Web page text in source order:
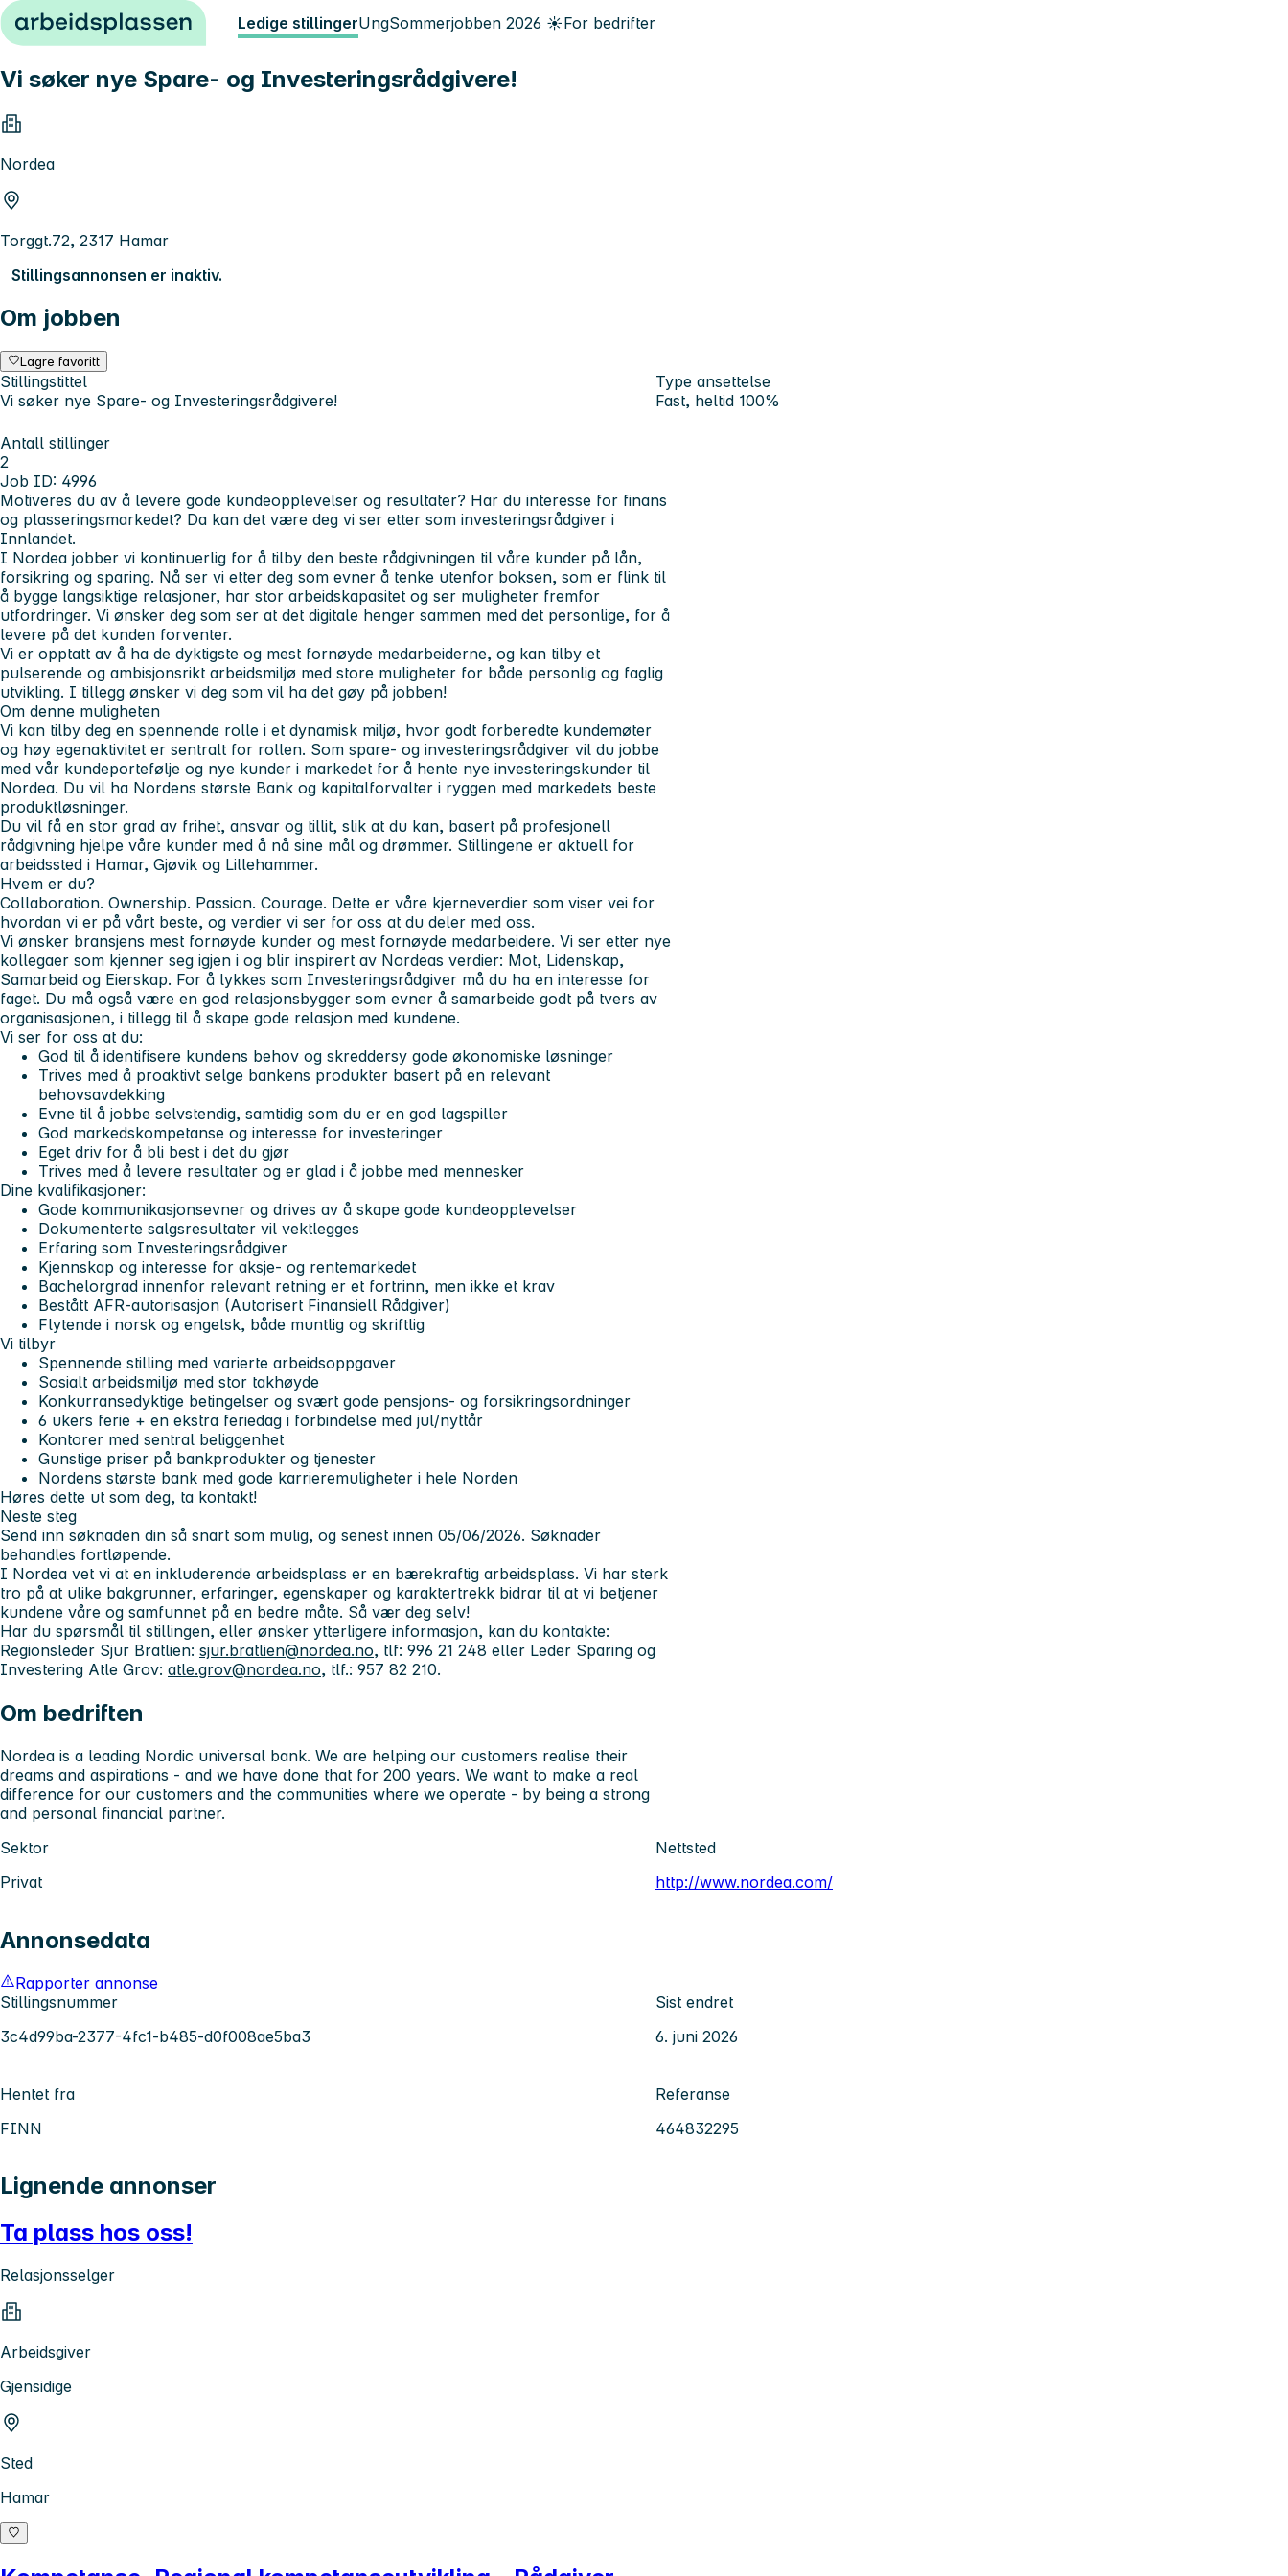
Hopp til innhold Ledige stillingerUngSommerjobben 2026 ☀️For bedrifter
Vi søker nye Spare- og Investeringsrådgivere!
Nordea
Torggt.72, 2317 Hamar
Stillingsannonsen er inaktiv.
Om jobben
Lagre favoritt
Stillingstittel
Vi søker nye Spare- og Investeringsrådgivere!
Type ansettelse
Fast, heltid 100%
Antall stillinger
2
Job ID: 4996
Motiveres du av å levere gode kundeopplevelser og resultater? Har du interesse for finans
og plasseringsmarkedet? Da kan det være deg vi ser etter som investeringsrådgiver i
Innlandet.
I Nordea jobber vi kontinuerlig for å tilby den beste rådgivningen til våre kunder på lån,
forsikring og sparing. Nå ser vi etter deg som evner å tenke utenfor boksen, som er flink til
å bygge langsiktige relasjoner, har stor arbeidskapasitet og ser muligheter fremfor
utfordringer. Vi ønsker deg som ser at det digitale henger sammen med det personlige, for å
levere på det kunden forventer.
Vi er opptatt av å ha de dyktigste og mest fornøyde medarbeiderne, og kan tilby et
pulserende og ambisjonsrikt arbeidsmiljø med store muligheter for både personlig og faglig
utvikling. I tillegg ønsker vi deg som vil ha det gøy på jobben!
Om denne muligheten
Vi kan tilby deg en spennende rolle i et dynamisk miljø, hvor godt forberedte kundemøter
og høy egenaktivitet er sentralt for rollen. Som spare- og investeringsrådgiver vil du jobbe
med vår kundeportefølje og nye kunder i markedet for å hente nye investeringskunder til
Nordea. Du vil ha Nordens største Bank og kapitalforvalter i ryggen med markedets beste
produktløsninger.
Du vil få en stor grad av frihet, ansvar og tillit, slik at du kan, basert på profesjonell
rådgivning hjelpe våre kunder med å nå sine mål og drømmer. Stillingene er aktuell for
arbeidssted i Hamar, Gjøvik og Lillehammer.
Hvem er du?
Collaboration. Ownership. Passion. Courage. Dette er våre kjerneverdier som viser vei for
hvordan vi er på vårt beste, og verdier vi ser for oss at du deler med oss.
Vi ønsker bransjens mest fornøyde kunder og mest fornøyde medarbeidere. Vi ser etter nye
kollegaer som kjenner seg igjen i og blir inspirert av Nordeas verdier: Mot, Lidenskap,
Samarbeid og Eierskap. For å lykkes som Investeringsrådgiver må du ha en interesse for
faget. Du må også være en god relasjonsbygger som evner å samarbeide godt på tvers av
organisasjonen, i tillegg til å skape gode relasjon med kundene.
Vi ser for oss at du:
God til å identifisere kundens behov og skreddersy gode økonomiske løsninger
Trives med å proaktivt selge bankens produkter basert på en relevant
behovsavdekking
Evne til å jobbe selvstendig, samtidig som du er en god lagspiller
God markedskompetanse og interesse for investeringer
Eget driv for å bli best i det du gjør
Trives med å levere resultater og er glad i å jobbe med mennesker
Dine kvalifikasjoner:
Gode kommunikasjonsevner og drives av å skape gode kundeopplevelser
Dokumenterte salgsresultater vil vektlegges
Erfaring som Investeringsrådgiver
Kjennskap og interesse for aksje- og rentemarkedet
Bachelorgrad innenfor relevant retning er et fortrinn, men ikke et krav
Bestått AFR-autorisasjon (Autorisert Finansiell Rådgiver)
Flytende i norsk og engelsk, både muntlig og skriftlig
Vi tilbyr
Spennende stilling med varierte arbeidsoppgaver
Sosialt arbeidsmiljø med stor takhøyde
Konkurransedyktige betingelser og svært gode pensjons- og forsikringsordninger
6 ukers ferie + en ekstra feriedag i forbindelse med jul/nyttår
Kontorer med sentral beliggenhet
Gunstige priser på bankprodukter og tjenester
Nordens største bank med gode karrieremuligheter i hele Norden
Høres dette ut som deg, ta kontakt!
Neste steg
Send inn søknaden din så snart som mulig, og senest innen 05/06/2026. Søknader
behandles fortløpende.
I Nordea vet vi at en inkluderende arbeidsplass er en bærekraftig arbeidsplass. Vi har sterk
tro på at ulike bakgrunner, erfaringer, egenskaper og karaktertrekk bidrar til at vi betjener
kundene våre og samfunnet på en bedre måte. Så vær deg selv!
Har du spørsmål til stillingen, eller ønsker ytterligere informasjon, kan du kontakte:
Regionsleder Sjur Bratlien: sjur.bratlien@nordea.no, tlf: 996 21 248 eller Leder Sparing og
Investering Atle Grov: atle.grov@nordea.no, tlf.: 957 82 210.
Om bedriften
Nordea is a leading Nordic universal bank. We are helping our customers realise their
dreams and aspirations - and we have done that for 200 years. We want to make a real
difference for our customers and the communities where we operate - by being a strong
and personal financial partner.
Sektor
Privat
Nettsted
http://www.nordea.com/
Annonsedata
Rapporter annonse
Stillingsnummer
3c4d99ba-2377-4fc1-b485-d0f008ae5ba3
Sist endret
6. juni 2026
Hentet fra
FINN
Referanse
464832295
Lignende annonser
Ta plass hos oss!
Relasjonsselger
Arbeidsgiver
Gjensidige
Sted
Hamar